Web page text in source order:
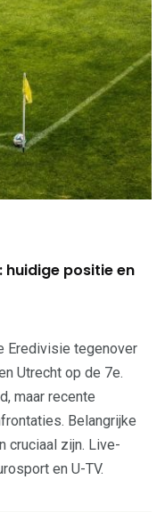
huidige positie en
Eredivisie tegenover
Utrecht op de 7e.
maar recente
Belangrijke
cruciaal zijn. Live-
en U-TV.